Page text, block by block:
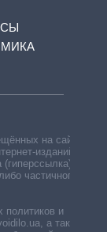
на сайте,
изданий —
частичного
политиков и
а также